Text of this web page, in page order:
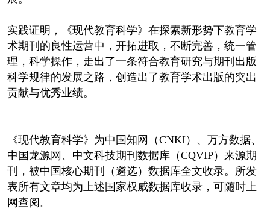
实践证明，《现代教育科学》在探索新形势下教育学
术期刊的良性运营中，开拓进取，不断完善，统一管
理，科学操作，走出了一条符合教育研究与期刊出版
科学规律的发展之路，创造出了教育学术出版的突出
贡献与优秀业绩。
《现代教育科学》为中国知网（CNKI）、万方数据、
中国龙源网、中文科技期刊数据库（CQVIP）来源期
刊，被中国核心期刊（遴选）数据库全文收录。所发
表所有文章均为上述国家权威数据库收录，可随时上
网查阅。